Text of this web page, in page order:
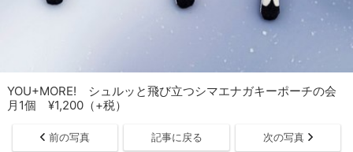
YOU+MORE! シュルッと飛び立つシマエナガキーポーチの会
月1個 ¥1,200（+税）
前の写真 記事に戻る 次の写真